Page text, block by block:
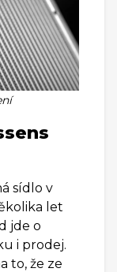
sídlo v
let
jde o
i prodej.
to, že ze